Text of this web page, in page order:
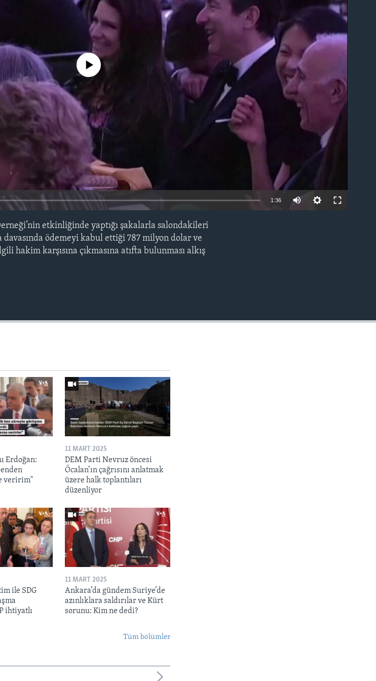
No media source currently available
1:36
etkinliğinde yaptığı şakalarla salondakileri
davasında ödemeyi kabul ettiği 787 milyon dolar ve
hakim karşısına çıkmasına atıfta bulunması alkış
Erdoğan:
veririm"
11 MART 2025
DEM Parti Nevruz öncesi
Öcalan’ın çağrısını anlatmak
üzere halk toplantıları
düzenliyor
ile SDG
ihtiyatlı
11 MART 2025
Ankara’da gündem Suriye’de
azınlıklara saldırılar ve Kürt
sorunu: Kim ne dedi?
Tüm bölümler